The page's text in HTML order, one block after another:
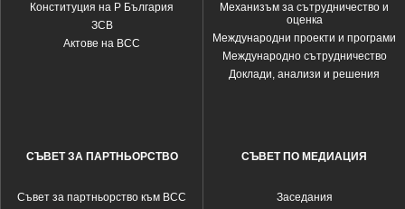
Конституция на Р България
ЗСВ
Актове на ВСС
Механизъм за сътрудничество и
оценка
Международни проекти и програми
Международно сътрудничество
Доклади, анализи и решения
СЪВЕТ ЗА ПАРТНЬОРСТВО
Съвет за партньорство към ВСС
СЪВЕТ ПО МЕДИАЦИЯ
Заседания